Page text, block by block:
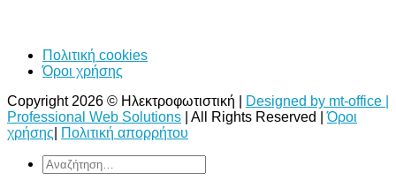
Πολιτική cookies
Όροι χρήσης
Copyright 2026 © Ηλεκτροφωτιστική |
Designed by mt-office |
Professional Web Solutions | All Rights Reserved |Όροι
χρήσης
Πολιτική απορρήτου
Αναζήτηση